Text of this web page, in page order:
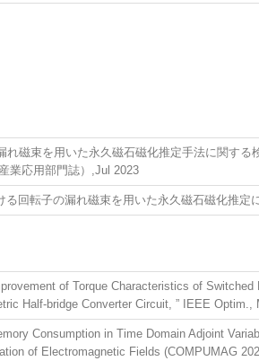
転子の漏れ磁束を用いた永久磁
業応用部門誌）,Jul 2023
回転子の漏れ磁束を用いた永久磁石磁化推
of Torque Characteristics of
Half-bridge Converter Circuit, ” IEEE Optim.,
Consumption in Time Domain Adjoint
of Electromagnetic Fields (COMPUMAG